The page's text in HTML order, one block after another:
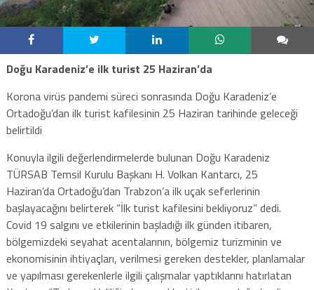
Doğu Karadeniz’e ilk turist 25 Haziran’da
Korona virüs pandemi süreci sonrasında Doğu Karadeniz’e
Ortadoğu’dan ilk turist kafilesinin 25 Haziran tarihinde geleceği
belirtildi
Konuyla ilgili değerlendirmelerde bulunan Doğu Karadeniz
TÜRSAB Temsil Kurulu Başkanı H. Volkan Kantarcı, 25
Haziran’da Ortadoğu’dan Trabzon’a ilk uçak seferlerinin
başlayacağını belirterek “İlk turist kafilesini bekliyoruz” dedi.
Covid 19 salgını ve etkilerinin başladığı ilk günden itibaren,
bölgemizdeki seyahat acentalarının, bölgemiz turizminin ve
ekonomisinin ihtiyaçları, verilmesi gereken destekler, planlamalar
ve yapılması gerekenlerle ilgili çalışmalar yaptıklarını hatırlatan